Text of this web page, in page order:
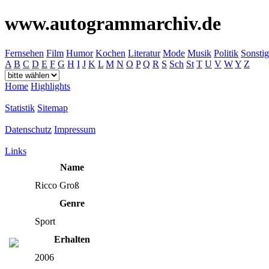
www.autogrammarchiv.de
Fernsehen Film Humor Kochen Literatur Mode Musik Politik
A B C D E F G H I J K L M N O P Q R S Sch St T U V WY Z
Home Highlights
Statistik Sitemap
Datenschutz Impressum
Links
Name
Ricco Groß
Genre
Sport
Erhalten
2006